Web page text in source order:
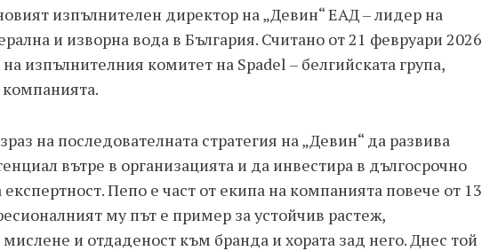
изпълнителен директор на „Девин“ ЕАД – лидер на
и изворна вода в България. Считано от 21 февруари 2026
на изпълнителния комитет на Spadel – белгийската група,
на последователната стратегия на „Девин“ да развива
вътре в организацията и да инвестира в дългосрочно
Пепо е част от екипа на компанията повече от 13
му път е пример за устойчив растеж,
мислене и отдаденост към бранда и хората зад него. Днес той